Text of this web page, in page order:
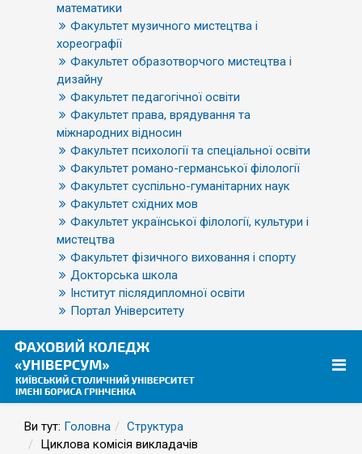
математики
Факультет музичного мистецтва і
хореографії
Факультет образотворчого мистецтва і
дизайну
Факультет педагогічної освіти
Факультет права, врядування та
міжнародних відносин
Факультет психології та спеціальної освіти
Факультет романо-германської філології
Факультет суспільно-гуманітарних наук
Факультет східних мов
Факультет української філології, культури і
мистецтва
Факультет фізичного виховання і спорту
Докторська школа
Інститут післядипломної освіти
Портал Університету
Ви тут: Головна
Структура
Циклова комісія викладачів